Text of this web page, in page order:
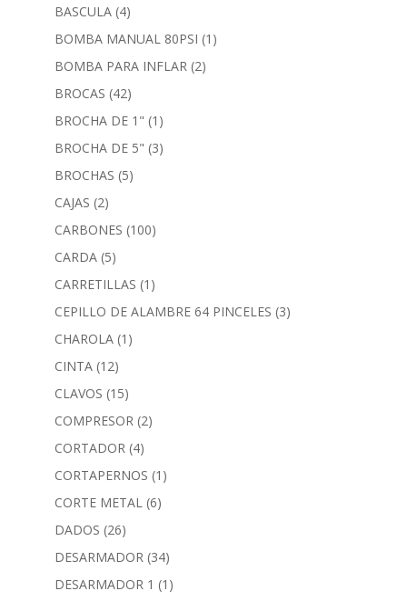
BASCULA (4)
BOMBA MANUAL 80PSI (1)
BOMBA PARA INFLAR (2)
BROCAS (42)
BROCHA DE 1" (1)
BROCHA DE 5" (3)
BROCHAS (5)
CAJAS (2)
CARBONES (100)
CARDA (5)
CARRETILLAS (1)
CEPILLO DE ALAMBRE 64 PINCELES (3)
CHAROLA (1)
CINTA (12)
CLAVOS (15)
COMPRESOR (2)
CORTADOR (4)
CORTAPERNOS (1)
CORTE METAL (6)
DADOS (26)
DESARMADOR (34)
DESARMADOR 1 (1)